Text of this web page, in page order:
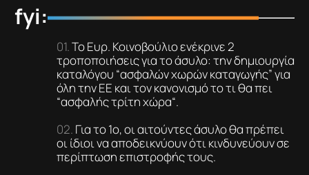
fyi:
Το Ευρ. Κοινοβούλιο ενέκρινε 2
τροποποιήσεις για το άσυλο: την δημιουργία
καταλόγου “ασφαλών χωρών καταγωγής” για
όλη την ΕΕ και τον κανονισμό το τι θα πει
“ασφαλής τρίτη χώρα“.
Για το 1ο, οι αιτούντες άσυλο θα πρέπει
οι ίδιοι να αποδεικνύουν ότι κινδυνεύουν σε
περίπτωση επιστροφής τους.